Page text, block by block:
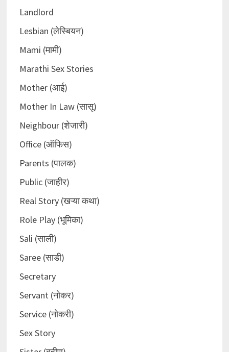
Landlord
Lesbian (लेस्बियन)
Mami (मामी)
Marathi Sex Stories
Mother (आई)
Mother In Law (सासू)
Neighbour (शेजारी)
Office (ऑफिस)
Parents (पालक)
Public (जाहीर)
Real Story (खऱ्या कथा)
Role Play (भूमिका)
Sali (साली)
Saree (साडी)
Secretary
Servant (नोकर)
Service (नोकरी)
Sex Story